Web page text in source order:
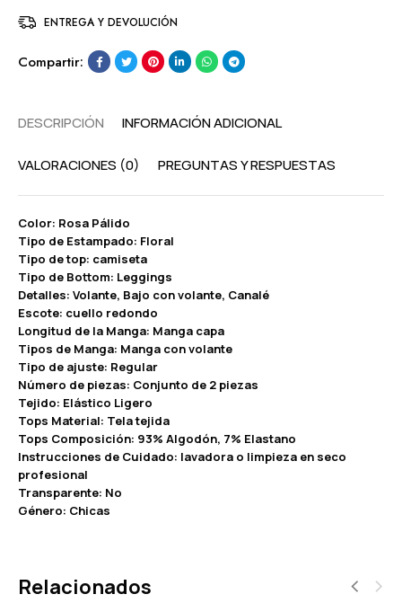
ENTREGA Y DEVOLUCIÓN
Compartir:
DESCRIPCIÓN INFORMACIÓN ADICIONAL
VALORACIONES (0) PREGUNTAS Y RESPUESTAS
Color: Rosa Pálido
Tipo de Estampado: Floral
Tipo de top: camiseta
Tipo de Bottom: Leggings
Detalles: Volante, Bajo con volante, Canalé
Escote: cuello redondo
Longitud de la Manga: Manga capa
Tipos de Manga: Manga con volante
Tipo de ajuste: Regular
Número de piezas: Conjunto de 2 piezas
Tejido: Elástico Ligero
Tops Material: Tela tejida
Tops Composición: 93% Algodón, 7% Elastano
Instrucciones de Cuidado: lavadora o limpieza en seco
profesional
Transparente: No
Género: Chicas
Relacionados